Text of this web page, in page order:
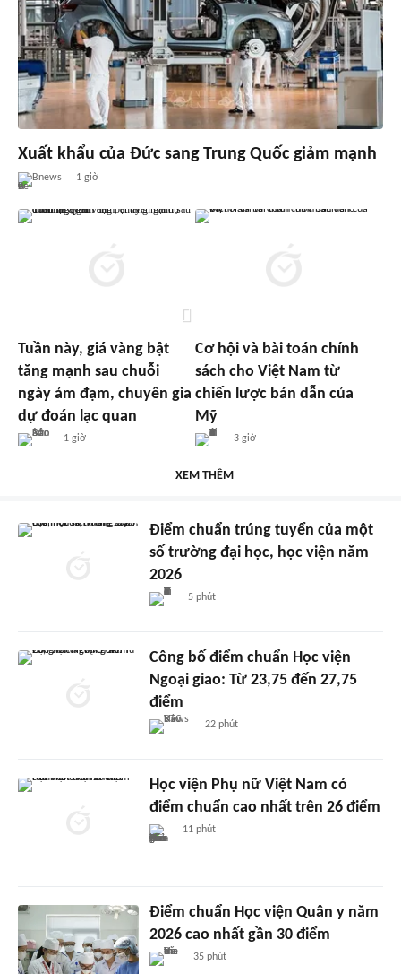
Xuất khẩu của Đức sang Trung Quốc giảm mạnh
Bnews 1 giờ
Tuần này, giá vàng bật
tăng mạnh sau chuỗi
ngày ảm đạm, chuyên gia
dự đoán lạc quan
1 giờ
Cơ hội và bài toán chính
sách cho Việt Nam từ
chiến lược bán dẫn của
Mỹ
3 giờ
XEM THÊM
Điểm chuẩn trúng tuyển của một
số trường đại học, học viện năm
2026
5 phút
Công bố điểm chuẩn Học viện
Ngoại giao: Từ 23,75 đến 27,75
điểm
22 phút
Học viện Phụ nữ Việt Nam có
điểm chuẩn cao nhất trên 26 điểm
11 phút
Điểm chuẩn Học viện Quân y năm
2026 cao nhất gần 30 điểm
35 phút